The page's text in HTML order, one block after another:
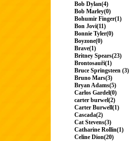
Bob Dylan(4)
Bob Marley(0)
Bohumir Finger(1)
Bon Jovi(11)
Bonnie Tyler(0)
Boyzone(0)
Brave(1)
Britney Spears(23)
Brontosauři(1)
Bruce Springsteen (3)
Bruno Mars(3)
Bryan Adams(5)
Carlos Gardel(0)
carter burwel(2)
Carter Burwell(1)
Cascada(2)
Cat Stevens(3)
Catharine Rollin(1)
Celine Dion(20)